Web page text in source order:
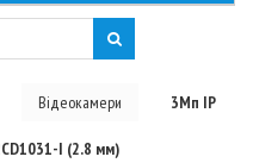
Відеокамери 3Мп IP
I (2.8 мм)